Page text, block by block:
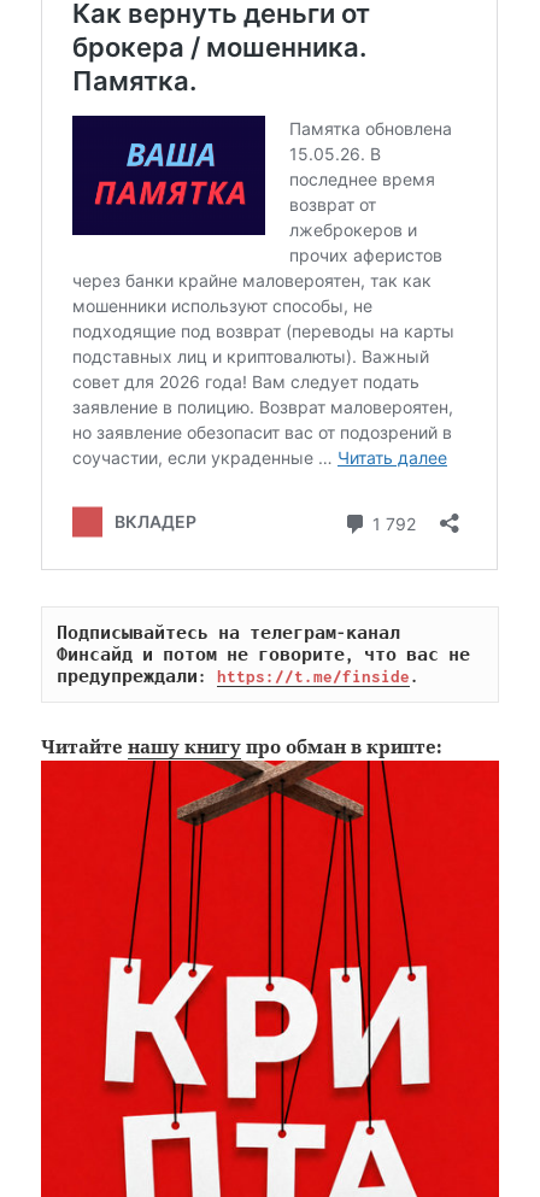
Подписывайтесь на телеграм-канал
Финсайд и потом не говорите, что вас не
предупреждали: https://t.me/finside.
Читайтенашу книгу про обман в крипте: